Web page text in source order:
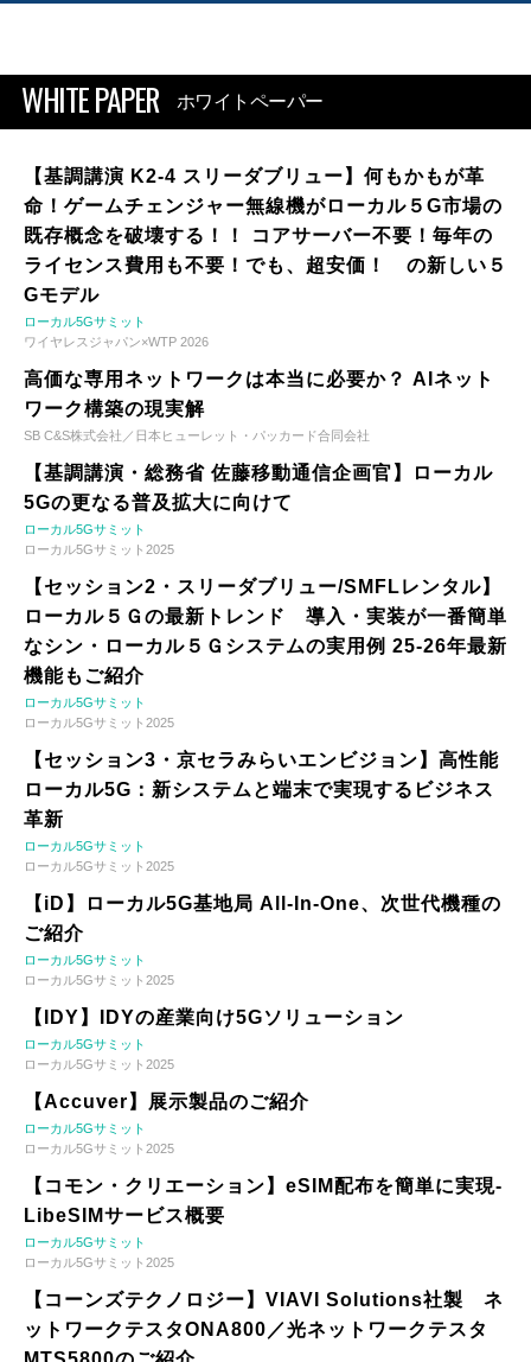
WHITE PAPER ホワイトペーパー
【基調講演 K2-4 スリーダブリュー】何もかもが革
命！ゲームチェンジャー無線機がローカル５G市場の
既存概念を破壊する！！ コアサーバー不要！毎年の
ライセンス費用も不要！でも、超安価！ の新しい５
Gモデル
ローカル5Gサミット
ワイヤレスジャパン×WTP 2026
高価な専用ネットワークは本当に必要か？ AIネット
ワーク構築の現実解
SB C&S株式会社／日本ヒューレット・パッカード合同会社
【基調講演・総務省 佐藤移動通信企画官】ローカル
5Gの更なる普及拡大に向けて
ローカル5Gサミット
ローカル5Gサミット2025
【セッション2・スリーダブリュー/SMFLレンタル】
ローカル５Ｇの最新トレンド 導入・実装が一番簡単
なシン・ローカル５Ｇシステムの実用例 25-26年最新
機能もご紹介
ローカル5Gサミット
ローカル5Gサミット2025
【セッション3・京セラみらいエンビジョン】高性能
ローカル5G：新システムと端末で実現するビジネス
革新
ローカル5Gサミット
ローカル5Gサミット2025
【iD】ローカル5G基地局 All-In-One、次世代機種の
ご紹介
ローカル5Gサミット
ローカル5Gサミット2025
【IDY】IDYの産業向け5Gソリューション
ローカル5Gサミット
ローカル5Gサミット2025
【Accuver】展示製品のご紹介
ローカル5Gサミット
ローカル5Gサミット2025
【コモン・クリエーション】eSIM配布を簡単に実現-
LibeSIMサービス概要
ローカル5Gサミット
ローカル5Gサミット2025
【コーンズテクノロジー】VIAVI Solutions社製 ネ
ットワークテスタONA800／光ネットワークテスタ